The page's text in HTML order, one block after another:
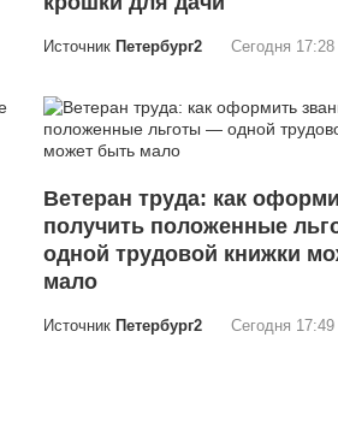
Источник Петербург2 Сегодня 17:28
Ветеран труда: как
получить положенные
одной трудовой книжки
мало
Источник Петербург2 Сегодня 17:49